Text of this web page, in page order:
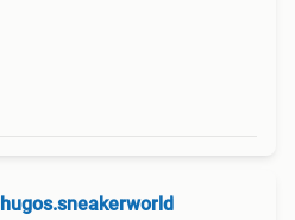
hugos.sneakerworld